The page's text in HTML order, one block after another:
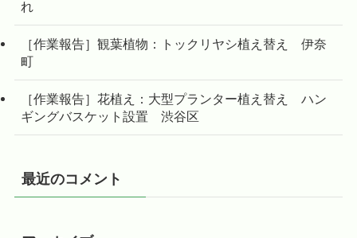
れ
［作業報告］観葉植物：トックリヤシ植え替え 伊奈
町
［作業報告］花植え：大型プランター植え替え ハン
ギングバスケット設置 渋谷区
最近のコメント